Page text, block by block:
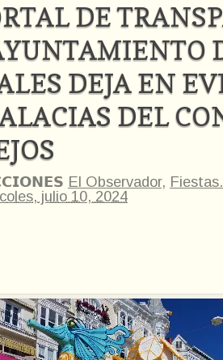
DE
DEJA EN
DEL
El Observador, Fiestas.
julio 10, 2024